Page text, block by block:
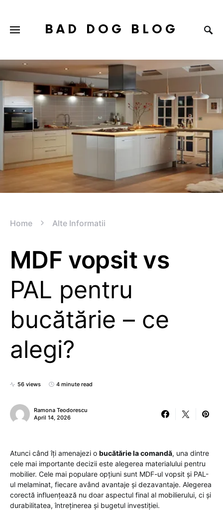
BAD DOG BLOG
Home Alte Informatii
MDF vopsit vs
PAL pentru
bucătărie – ce
alegi?
56 views 4 minute read
Ramona Teodorescu
April 14, 2026
Atunci când îți amenajezi o bucătărie la comandă, una dintre
cele mai importante decizii este alegerea materialului pentru
mobilier. Cele mai populare opțiuni sunt MDF-ul vopsit și PAL-
ul melaminat, fiecare având avantaje și dezavantaje. Alegerea
corectă influențează nu doar aspectul final al mobilierului, ci și
durabilitatea, întreținerea și bugetul investiției.